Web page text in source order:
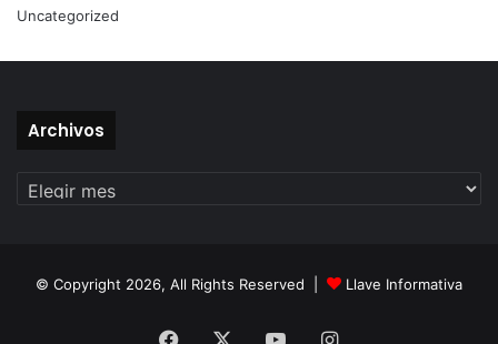
Uncategorized
Archivos
© Copyright 2026, All Rights Reserved | Llave Informativa
Facebook YouTubeInstagram